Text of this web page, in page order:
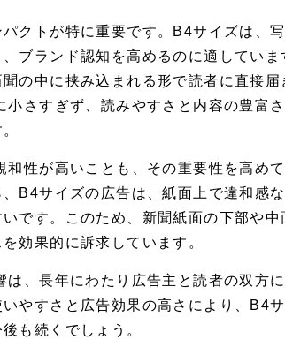
クトが特に重要です。B4サイズは、
ブランド認知を高めるのに適してい
の中に挟み込まれる形で読者に直接
さすぎず、読みやすさと内容の豊富
和性が高いことも、その重要性を高め
B4サイズの広告は、紙面上で違和感
です。このため、新聞紙面の下部や
効果的に訴求しています。
、長年にわたり広告主と読者の双方
やすさと広告効果の高さにより、B4
も続くでしょう。